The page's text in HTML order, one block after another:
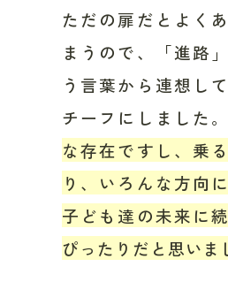
ただの扉だとよく
まうので、「進路
う言葉から連想し
チーフにしました。
な存在ですし、乗
り、いろんな方向
子ども達の未来に
ぴったりだと思いま